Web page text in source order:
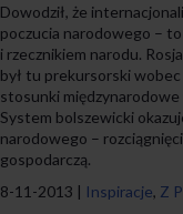
Dowodził, że
poczucia narodowego –
i rzecznikiem narodu.
był tu prekursorski wobec
stosunki międzynarodowe
System bolszewicki
narodowego –
gospodarczą.
8-11-2013 | Inspiracje, Z